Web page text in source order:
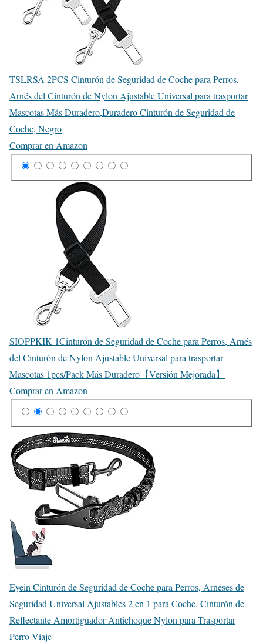
TSLRSA 2PCS Cinturón de Seguridad de Coche para Perros,
Arnés del Cinturón de Nylon Ajustable Universal para trasportar
Mascotas Más Duradero,Duradero Cinturón de Seguridad de
Coche, Negro
Comprar en Amazon
SIOPPKIK 1Cinturón de Seguridad de Coche para Perros, Arnés
del Cinturón de Nylon Ajustable Universal para trasportar
Mascotas 1pcs/Pack Más Duradero【Versión Mejorada】
Comprar en Amazon
Eyein Cinturón de Seguridad de Coche para Perros, Arneses de
Seguridad Universal Ajustables 2 en 1 para Coche, Cinturón de
Reflectante Amortiguador Antichoque Nylon para Trasportar
Perro Viaje